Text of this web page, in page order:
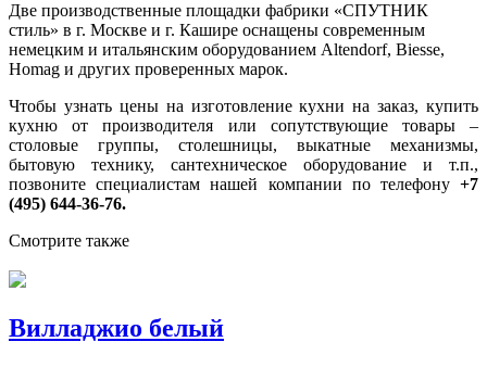
Две производственные площадки фабрики «СПУТНИК
стиль» в г. Москве и г. Кашире оснащены современным
немецким и итальянским оборудованием Altendorf, Biesse,
Homag и других проверенных марок.
Чтобы узнать цены на изготовление кухни на заказ, купить
кухню от производителя или сопутствующие товары –
столовые группы, столешницы, выкатные механизмы,
бытовую технику, сантехническое оборудование и т.п.,
позвоните специалистам нашей компании по телефону +7
(495) 644-36-76.
Смотрите также
Вилладжио белый